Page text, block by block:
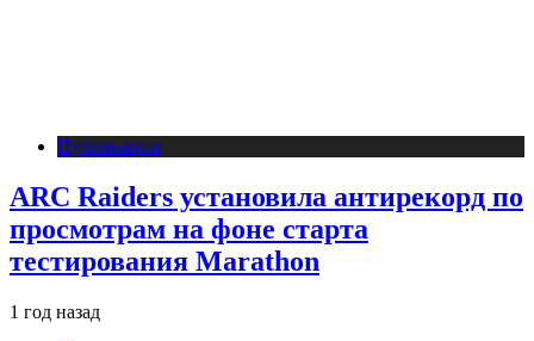
Публикации
ARC Raiders установила антирекорд по
просмотрам на фоне старта
тестирования Marathon
1 год назад